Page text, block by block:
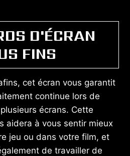
D'ÉCRAN
FINS
cet écran vous garantit
continue lors de
écrans. Cette
aidera à vous sentir mieux
jeu ou dans votre film, et
de travailler de